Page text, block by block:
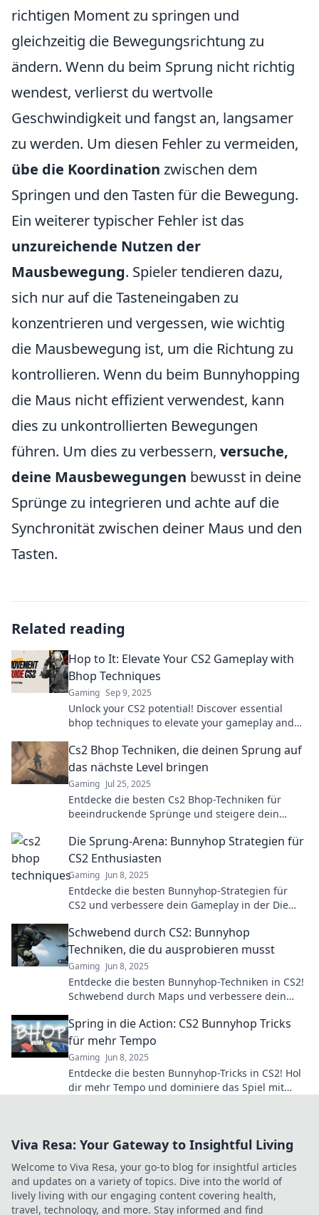
richtigen Moment zu springen und
gleichzeitig die Bewegungsrichtung zu
ändern. Wenn du beim Sprung nicht richtig
wendest, verlierst du wertvolle
Geschwindigkeit und fangst an, langsamer
zu werden. Um diesen Fehler zu vermeiden,
übe die Koordination zwischen dem
Springen und den Tasten für die Bewegung.
Ein weiterer typischer Fehler ist das
unzureichende Nutzen der
Mausbewegung. Spieler tendieren dazu,
sich nur auf die Tasteneingaben zu
konzentrieren und vergessen, wie wichtig
die Mausbewegung ist, um die Richtung zu
kontrollieren. Wenn du beim Bunnyhopping
die Maus nicht effizient verwendest, kann
dies zu unkontrollierten Bewegungen
führen. Um dies zu verbessern, versuche,
deine Mausbewegungen bewusst in deine
Sprünge zu integrieren und achte auf die
Synchronität zwischen deiner Maus und den
Tasten.
Related reading
Hop to It: Elevate Your CS2 Gameplay with
Bhop Techniques
Gaming Sep 9, 2025
Unlock your CS2 potential! Discover essential
bhop techniques to elevate your gameplay and
Cs2 Bhop Techniken, die deinen Sprung auf
das nächste Level bringen
Gaming Jul 25, 2025
Entdecke die besten Cs2 Bhop-Techniken für
beeindruckende Sprünge und steigere dein
Die Sprung-Arena: Bunnyhop Strategien für
CS2 Enthusiasten
Gaming Jun 8, 2025
Entdecke die besten Bunnyhop-Strategien für
CS2 und verbessere dein Gameplay in der Die
Schwebend durch CS2: Bunnyhop
Techniken, die du ausprobieren musst
Gaming Jun 8, 2025
Entdecke die besten Bunnyhop-Techniken in CS2!
Schwebend durch Maps und verbessere dein
ausprobieren muss.
Spring in die Action: CS2 Bunnyhop Tricks
für mehr Tempo
Gaming Jun 8, 2025
Entdecke die besten Bunnyhop-Tricks in CS2! Hol
dir mehr Tempo und dominiere das Spiel mit
Viva Resa: Your Gateway to Insightful Living
Welcome to Viva Resa, your go-to blog for insightful articles
and updates on a variety of topics. Dive into the world of
lively living with our engaging content covering health,
travel, technology, and more. Stay informed and find